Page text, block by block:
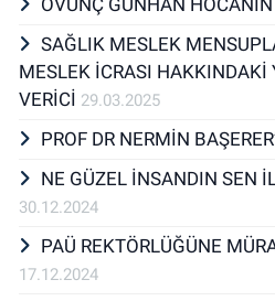
ÖVÜNÇ GÜNHAN
SAĞLIK MESLEK
MESLEK İCRASI HAKKINDAKİ
VERİCİ 29.03.2025
PROF DR NERMİN
NE GÜZEL İNSANDIN SEN
30.12.2024
PAÜ REKTÖRLÜĞÜNE
17.12.2024